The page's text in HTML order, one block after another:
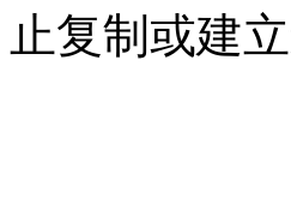
止复制或建